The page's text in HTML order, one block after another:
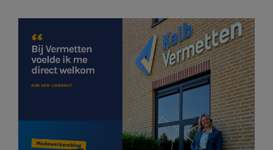
HR & Salaris
Contact
Audit
Aanmelden